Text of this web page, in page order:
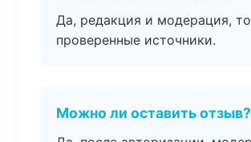
Да, редакция и модерация,
проверенные источники.
Можно ли оставить отзыв?